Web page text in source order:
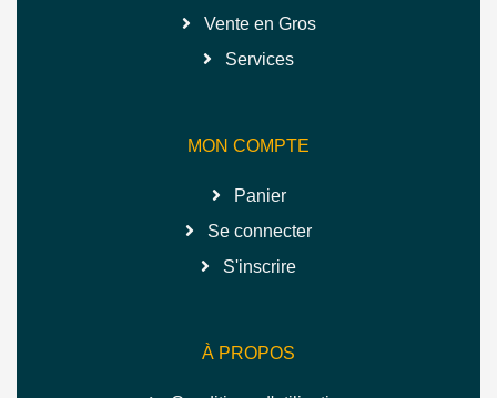
Vente en Gros
Services
MON COMPTE
Panier
Se connecter
S'inscrire
À PROPOS